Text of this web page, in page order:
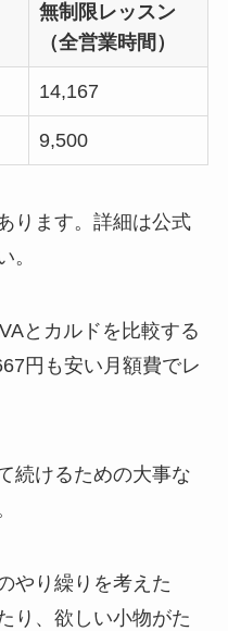
無制限レッスン
（全営業時間）
14,167
9,500
ります。詳細は公式
。
とカルドを比較する
円も安い月額費でレ
続けるための大事な
やり繰りを考えた
り、欲しい小物がた